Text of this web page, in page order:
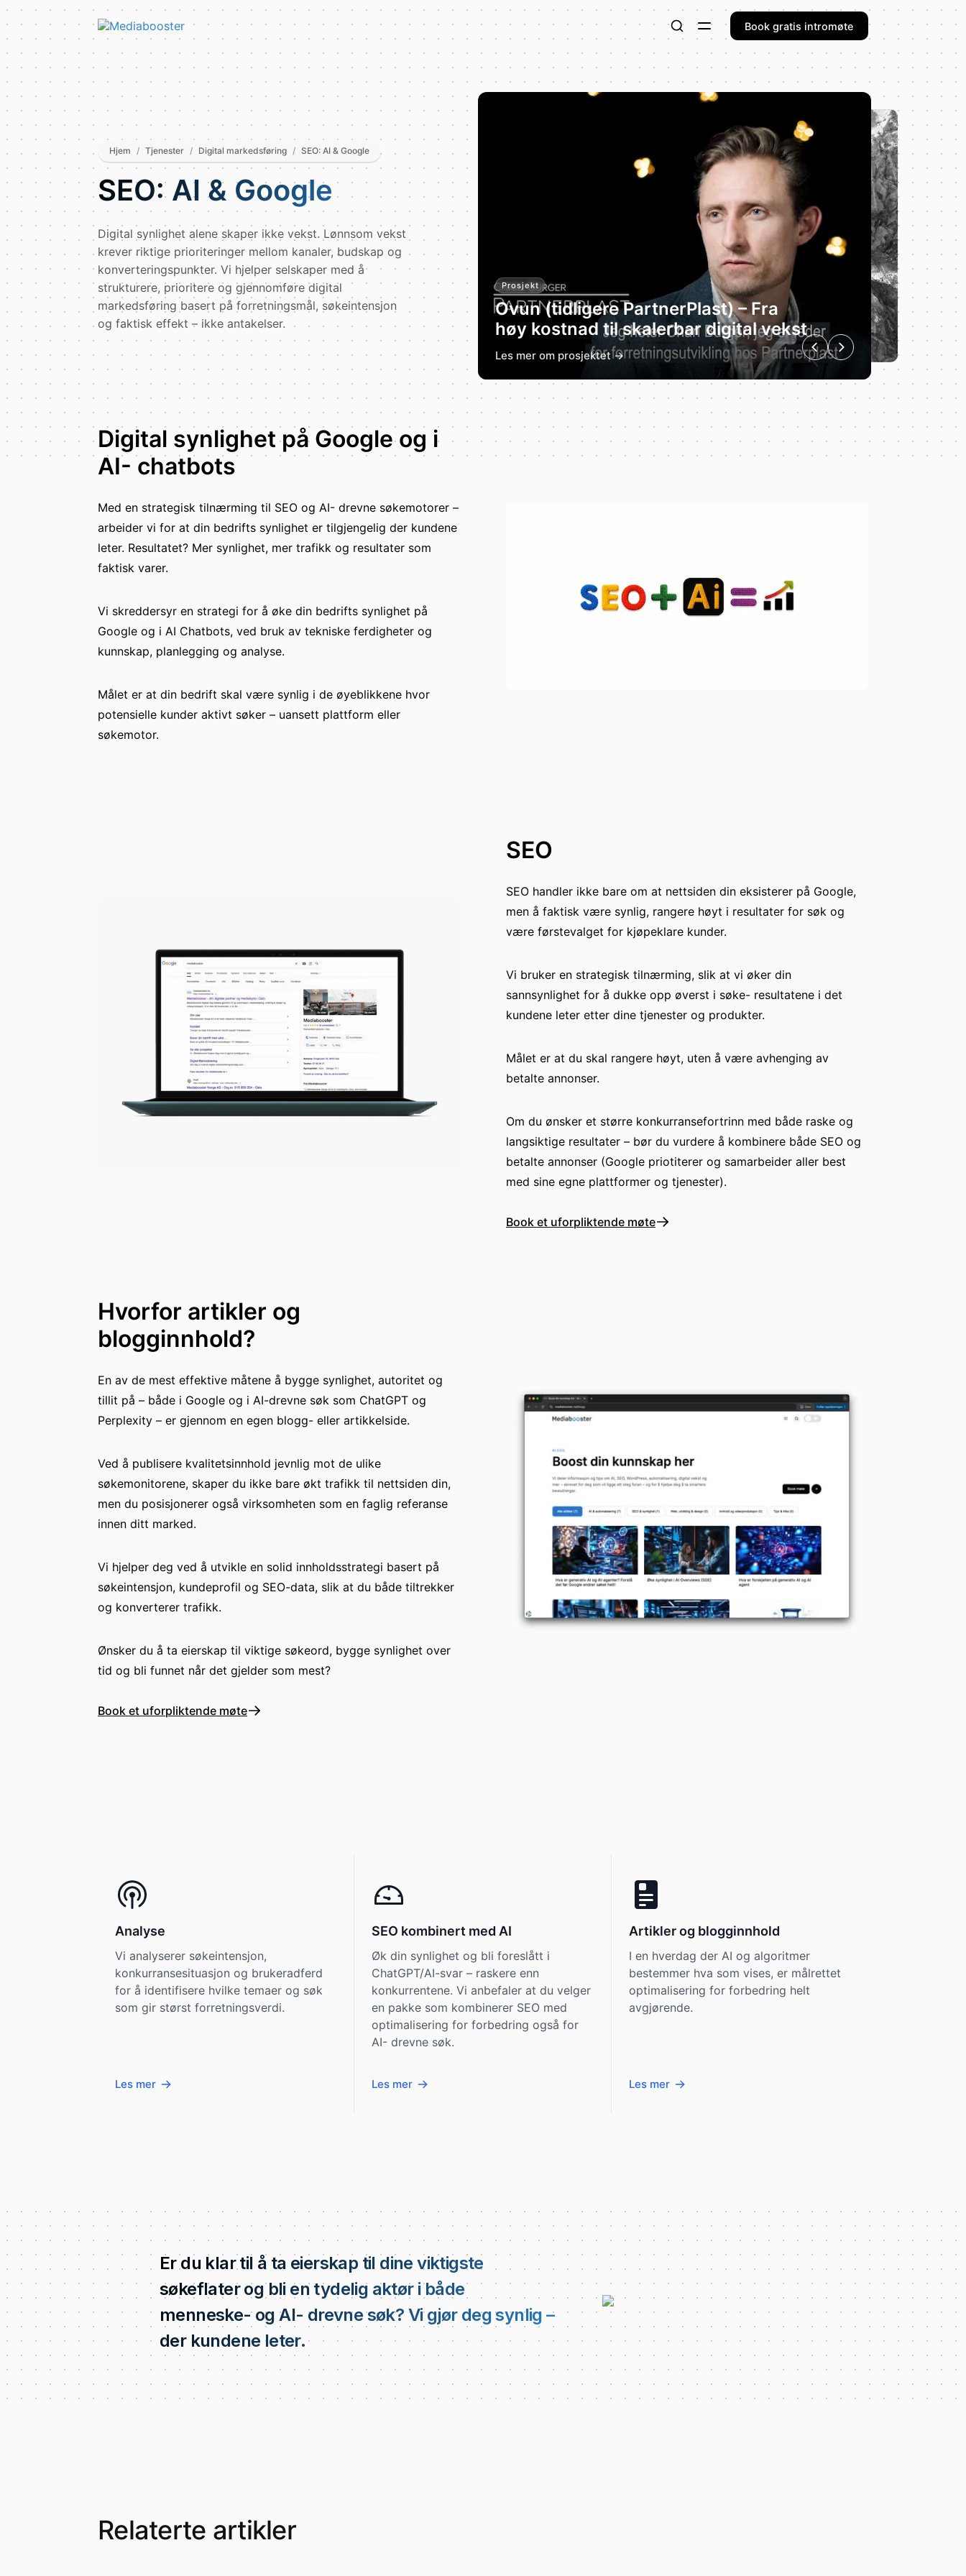
Skip To Main Content Book gratis intromøte
Hjem / Tjenester / Digital markedsføring / SEO: AI & Google
SEO: AI & Google
Digital synlighet alene skaper ikke vekst. Lønnsom vekst
krever riktige prioriteringer mellom kanaler, budskap og
konverteringspunkter. Vi hjelper selskaper med å
strukturere, prioritere og gjennomføre digital
markedsføring basert på forretningsmål, søkeintensjon
og faktisk effekt – ikke antakelser.
Prosjekt
Ovun (tidligere PartnerPlast) – Fra
høy kostnad til skalerbar digital vekst
Les mer om prosjektet →
Digital synlighet på Google og i
AI- chatbots
Med en strategisk tilnærming til SEO og AI- drevne søkemotorer –
arbeider vi for at din bedrifts synlighet er tilgjengelig der kundene
leter. Resultatet? Mer synlighet, mer trafikk og resultater som
faktisk varer.
Vi skreddersyr en strategi for å øke din bedrifts synlighet på
Google og i AI Chatbots, ved bruk av tekniske ferdigheter og
kunnskap, planlegging og analyse.
Målet er at din bedrift skal være synlig i de øyeblikkene hvor
potensielle kunder aktivt søker – uansett plattform eller
søkemotor.
SEO
SEO handler ikke bare om at nettsiden din eksisterer på Google,
men å faktisk være synlig, rangere høyt i resultater for søk og
være førstevalget for kjøpeklare kunder.
Vi bruker en strategisk tilnærming, slik at vi øker din
sannsynlighet for å dukke opp øverst i søke- resultatene i det
kundene leter etter dine tjenester og produkter.
Målet er at du skal rangere høyt, uten å være avhenging av
betalte annonser.
Om du ønsker et større konkurransefortrinn med både raske og
langsiktige resultater – bør du vurdere å kombinere både SEO og
betalte annonser (Google priotiterer og samarbeider aller best
med sine egne plattformer og tjenester).
Book et uforpliktende møte
Hvorfor artikler og
blogginnhold?
En av de mest effektive måtene å bygge synlighet, autoritet og
tillit på – både i Google og i AI-drevne søk som ChatGPT og
Perplexity – er gjennom en egen blogg- eller artikkelside.
Ved å publisere kvalitetsinnhold jevnlig mot de ulike
søkemonitorene, skaper du ikke bare økt trafikk til nettsiden din,
men du posisjonerer også virksomheten som en faglig referanse
innen ditt marked.
Vi hjelper deg ved å utvikle en solid innholdsstrategi basert på
søkeintensjon, kundeprofil og SEO-data, slik at du både tiltrekker
og konverterer trafikk.
Ønsker du å ta eierskap til viktige søkeord, bygge synlighet over
tid og bli funnet når det gjelder som mest?
Book et uforpliktende møte
Analyse
Vi analyserer søkeintensjon,
konkurransesituasjon og brukeradferd
for å identifisere hvilke temaer og søk
som gir størst forretningsverdi.
Les mer
SEO kombinert med AI
Øk din synlighet og bli foreslått i
ChatGPT/AI-svar – raskere enn
konkurrentene. Vi anbefaler at du velger
en pakke som kombinerer SEO med
optimalisering for forbedring også for
AI- drevne søk.
Les mer
Artikler og blogginnhold
I en hverdag der AI og algoritmer
bestemmer hva som vises, er målrettet
optimalisering for forbedring helt
avgjørende.
Les mer
Er du klar til å ta eierskap til dine viktigste
søkeflater og bli en tydelig aktør i både
menneske- og AI- drevne søk? Vi gjør deg synlig –
der kundene leter.
Relaterte artikler